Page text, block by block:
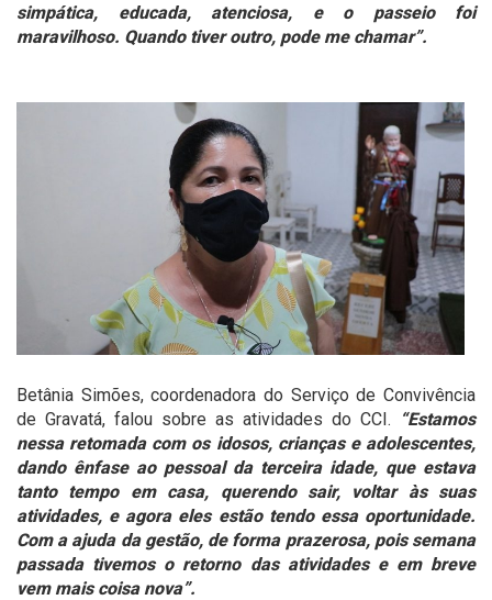
simpática, educada, atenciosa, e o passeio foi
maravilhoso. Quando tiver outro, pode me chamar”.
Betânia Simões, coordenadora do Serviço de Convivência
de Gravatá, falou sobre as atividades do CCI.
“Estamos
nessa retomada com os idosos, crianças e adolescentes,
dando ênfase ao pessoal da terceira idade, que estava
tanto tempo em casa, querendo sair, voltar às suas
atividades, e agora eles estão tendo essa oportunidade.
Com a ajuda da gestão, de forma prazerosa, pois semana
passada tivemos o retorno das atividades e em breve
vem mais coisa nova”.